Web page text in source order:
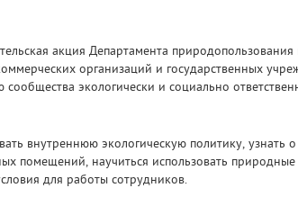
акция Департамента
организаций и государственных
экологически и социально
внутреннюю экологическую политику, узнать
помещений, научиться использовать
для работы сотрудников.